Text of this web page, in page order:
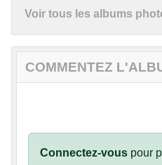
Voir tous les albums
COMMENTEZ
Connectez-vous pour